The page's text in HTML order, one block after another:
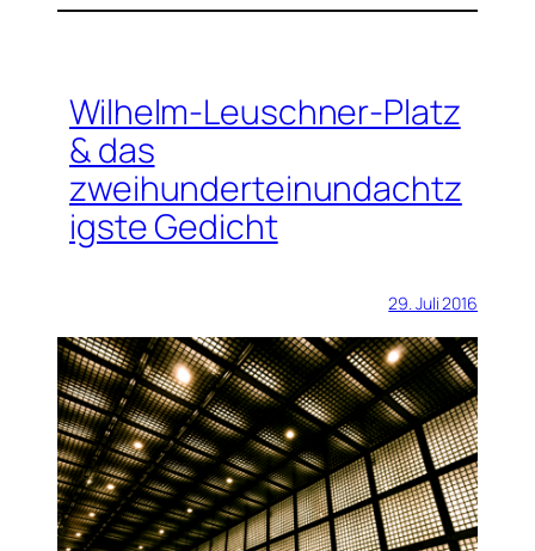
Wilhelm-Leuschner-Platz
& das
zweihunderteinundachtz
igste Gedicht
29. Juli 2016